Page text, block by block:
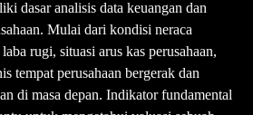
dasar analisis data keuangan dan
Mulai dari kondisi neraca
rugi, situasi arus kas perusahaan,
tempat perusahaan bergerak dan
di masa depan. Indikator fundamental